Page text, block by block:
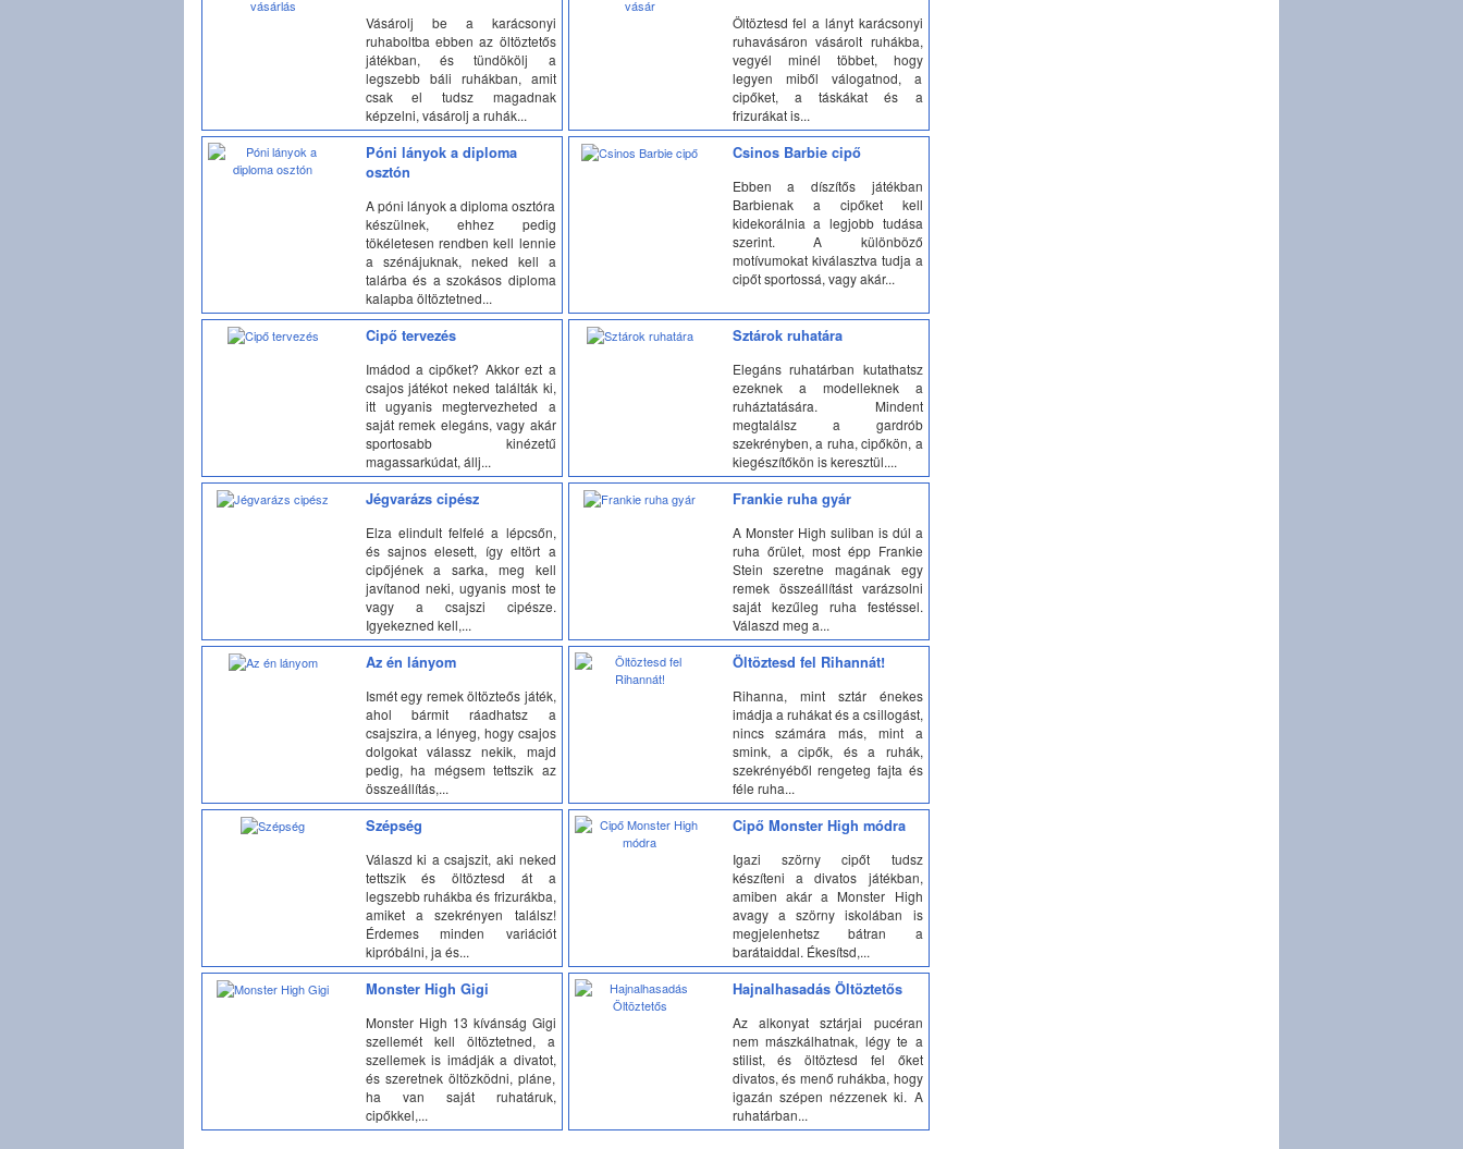
Vásárolj be a karácsonyi
ruhaboltba ebben az öltöztetős
játékban, és tündökölj a
legszebb báli ruhákban, amit
csak el tudsz magadnak
képzelni, vásárolj a ruhák...
Öltöztesd fel a lányt karácsonyi
ruhavásáron vásárolt ruhákba,
vegyél minél többet, hogy
legyen miből válogatnod, a
cipőket, a táskákat és a
frizurákat is...
Póni lányok a diploma
osztón
A póni lányok a diploma osztóra
készülnek, ehhez pedig
tökéletesen rendben kell lennie
a szénájuknak, neked kell a
talárba és a szokásos diploma
kalapba öltöztetned...
Csinos Barbie cipő
Ebben a díszítős játékban
Barbienak a cipőket kell
kidekorálnia a legjobb tudása
szerint. A különböző
motívumokat kiválasztva tudja a
cipőt sportossá, vagy akár...
Cipő tervezés
Imádod a cipőket? Akkor ezt a
csajos játékot neked találták ki,
itt ugyanis megtervezheted a
saját remek elegáns, vagy akár
sportosabb kinézetű
magassarkúdat, állj...
Sztárok ruhatára
Elegáns ruhatárban kutathatsz
ezeknek a modelleknek a
ruháztatására. Mindent
megtalálsz a gardrób
szekrényben, a ruha, cipőkön, a
kiegészítőkön is keresztül....
Jégvarázs cipész
Elza elindult felfelé a lépcsőn,
és sajnos elesett, így eltört a
cipőjének a sarka, meg kell
javítanod neki, ugyanis most te
vagy a csajszi cipésze.
Igyekezned kell,...
Frankie ruha gyár
A Monster High suliban is dúl a
ruha őrület, most épp Frankie
Stein szeretne magának egy
remek összeállítást varázsolni
saját kezűleg ruha festéssel.
Válaszd meg a...
Az én lányom
Ismét egy remek öltözteős játék,
ahol bármit ráadhatsz a
csajszira, a lényeg, hogy csajos
dolgokat válassz nekik, majd
pedig, ha mégsem tettszik az
összeállítás,...
Öltöztesd fel Rihannát!
Rihanna, mint sztár énekes
imádja a ruhákat és a csillogást,
nincs számára más, mint a
smink, a cipők, és a ruhák,
szekrényéből rengeteg fajta és
féle ruha...
Szépség
Válaszd ki a csajszit, aki neked
tettszik és öltöztesd át a
legszebb ruhákba és frizurákba,
amiket a szekrényen találsz!
Érdemes minden variációt
kipróbálni, ja és...
Cipő Monster High módra
Igazi szörny cipőt tudsz
készíteni a divatos játékban,
amiben akár a Monster High
avagy a szörny iskolában is
megjelenhetsz bátran a
barátaiddal. Ékesítsd,...
Monster High Gigi
Monster High 13 kívánság Gigi
szellemét kell öltöztetned, a
szellemek is imádják a divatot,
és szeretnek öltözködni, pláne,
ha van saját ruhatáruk,
cipőkkel,...
Hajnalhasadás Öltöztetős
Az alkonyat sztárjai pucéran
nem mászkálhatnak, légy te a
stilist, és öltöztesd fel őket
divatos, és menő ruhákba, hogy
igazán szépen nézzenek ki. A
ruhatárban...